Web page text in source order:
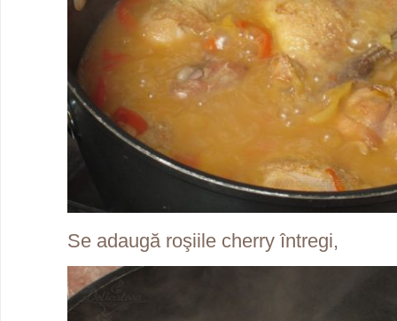
Se adaugă roşiile cherry întregi,